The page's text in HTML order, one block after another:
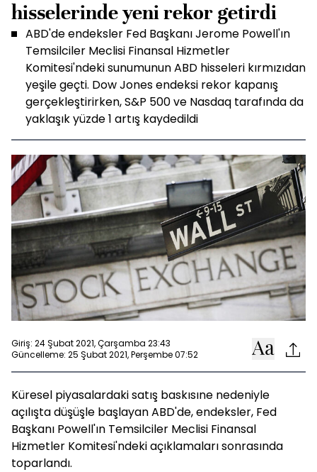
hisselerinde yeni rekor getirdi
ABD'de endeksler Fed Başkanı Jerome Powell'ın
Temsilciler Meclisi Finansal Hizmetler
Komitesi'ndeki sunumunun ABD hisseleri kırmızıdan
yeşile geçti. Dow Jones endeksi rekor kapanış
gerçekleştirirken, S&P 500 ve Nasdaq tarafında da
yaklaşık yüzde 1 artış kaydedildi
Giriş: 24 Şubat 2021, Çarşamba 23:43
Güncelleme: 25 Şubat 2021, Perşembe 07:52
Küresel piyasalardaki satış baskısıne nedeniyle
açılışta düşüşle başlayan ABD'de, endeksler, Fed
Başkanı Powell'ın Temsilciler Meclisi Finansal
Hizmetler Komitesi'ndeki açıklamaları sonrasında
toparlandı.